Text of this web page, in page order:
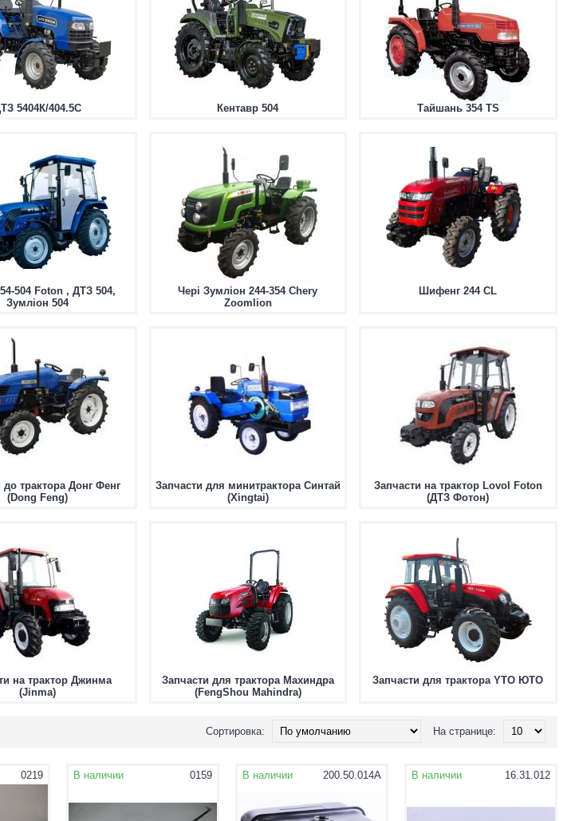
5404К/404.5С Кентавр 504 Тайшань 354 TS
504 Foton , ДТЗ 504,
Зумліон 504
Чері Зумліон 244-354 Chery
Zoomlion
Шифенг 244 СL
до трактора Донг Фенг
(Dong Feng)
Запчасти для минитрактора Синтай
(Xingtai)
Запчасти на трактор Lovol Foton
(ДТЗ Фотон)
на трактор Джинма
(Jinma)
Запчасти для трактора Махиндра
(FengShou Mahindra)
Запчасти для трактора YTO ЮТО
На странице:
Сортировка:
0219 В наличии 0159 В наличии 200.50.014A В наличии 16.31.012